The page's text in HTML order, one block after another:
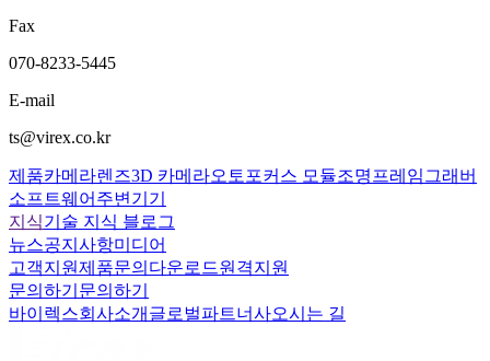
Fax
070-8233-5445
E-mail
ts@virex.co.kr
제품카메라렌즈3D 카메라오토포커스 모듈조명 프레임그래버
소프트웨어 주변기기
지식기술 지식 블로그
뉴스공지사항미디어
고객지원제품문의 다운로드원격지원
문의하기 문의하기
바이렉스회사소개 글로벌파트너사오시는 길